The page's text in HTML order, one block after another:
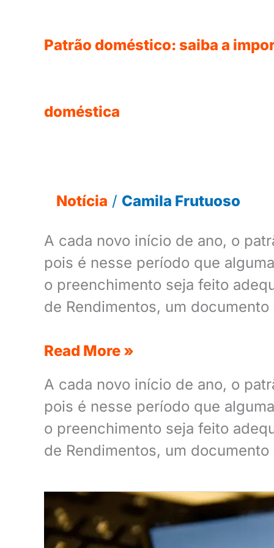
Patrão doméstico: saiba a
doméstica
Notícia / Camila Frutuoso
A cada novo início de ano, o
pois é nesse período que
o preenchimento seja feito
de Rendimentos, um
Read More »
A cada novo início de ano, o
pois é nesse período que
o preenchimento seja feito
de Rendimentos, um
DIRF
2022: